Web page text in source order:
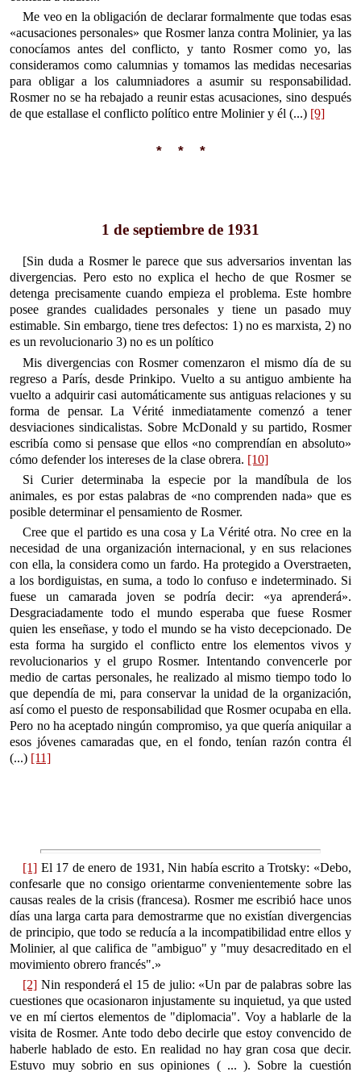
Me veo en la obligación de declarar formalmente que todas esas
«acusaciones personales» que Rosmer lanza contra Molinier, ya las
conocíamos antes del conflicto, y tanto Rosmer como yo, las
consideramos como calumnias y tomamos las medidas necesarias
para obligar a los calumniadores a asumir su responsabilidad.
Rosmer no se ha rebajado a reunir estas acusaciones, sino después
de que estallase el conflicto político entre Molinier y él (...) [9]
* * *
1 de septiembre de 1931
[Sin duda a Rosmer le parece que sus adversarios inventan las
divergencias. Pero esto no explica el hecho de que Rosmer se
detenga precisamente cuando empieza el problema. Este hombre
posee grandes cualidades personales y tiene un pasado muy
estimable. Sin embargo, tiene tres defectos: 1) no es marxista, 2) no
es un revolucionario 3) no es un político
Mis divergencias con Rosmer comenzaron el mismo día de su
regreso a París, desde Prinkipo. Vuelto a su antiguo ambiente ha
vuelto a adquirir casi automáticamente sus antiguas relaciones y su
forma de pensar. La Vérité inmediatamente comenzó a tener
desviaciones sindicalistas. Sobre McDonald y su partido, Rosmer
escribía como si pensase que ellos «no comprendían en absoluto»
cómo defender los intereses de la clase obrera. [10]
Si Curier determinaba la especie por la mandíbula de los
animales, es por estas palabras de «no comprenden nada» que es
posible determinar el pensamiento de Rosmer.
Cree que el partido es una cosa y La Vérité otra. No cree en la
necesidad de una organización internacional, y en sus relaciones
con ella, la considera como un fardo. Ha protegido a Overstraeten,
a los bordiguistas, en suma, a todo lo confuso e indeterminado. Si
fuese un camarada joven se podría decir: «ya aprenderá».
Desgraciadamente todo el mundo esperaba que fuese Rosmer
quien les enseñase, y todo el mundo se ha visto decepcionado. De
esta forma ha surgido el conflicto entre los elementos vivos y
revolucionarios y el grupo Rosmer. Intentando convencerle por
medio de cartas personales, he realizado al mismo tiempo todo lo
que dependía de mi, para conservar la unidad de la organización,
así como el puesto de responsabilidad que Rosmer ocupaba en ella.
Pero no ha aceptado ningún compromiso, ya que quería aniquilar a
esos jóvenes camaradas que, en el fondo, tenían razón contra él
(...) [11]
[1] El 17 de enero de 1931, Nin había escrito a Trotsky: «Debo,
confesarle que no consigo orientarme convenientemente sobre las
causas reales de la crisis (francesa). Rosmer me escribió hace unos
días una larga carta para demostrarme que no existían divergencias
de principio, que todo se reducía a la incompatibilidad entre ellos y
Molinier, al que califica de "ambiguo" y "muy desacreditado en el
movimiento obrero francés".»
[2] Nin responderá el 15 de julio: «Un par de palabras sobre las
cuestiones que ocasionaron injustamente su inquietud, ya que usted
ve en mí ciertos elementos de "diplomacia". Voy a hablarle de la
visita de Rosmer. Ante todo debo decirle que estoy convencido de
haberle hablado de esto. En realidad no hay gran cosa que decir.
Estuvo muy sobrio en sus opiniones ( ... ). Sobre la cuestión